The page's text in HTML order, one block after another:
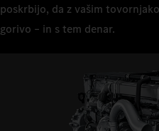
poskrbijo, da z vašim
gorivo – in s tem denar.